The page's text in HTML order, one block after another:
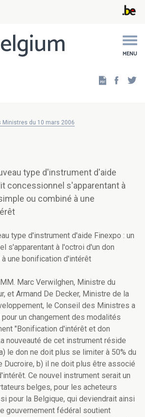
MENU
Ministres du 10 mars 2006
type d'instrument d'aide
concessionnel s'apparentant à
ou combiné à une
type d'instrument d'aide Finexpo : un
s'apparentant à l'octroi d'un don
une bonification d'intérêt
Marc Verwilghen, Ministre du
et Armand De Decker, Ministre de la
le Conseil des Ministres a
un changement des modalités
"Bonification d'intérêt et don
nouveauté de cet instrument réside
le don ne doit plus se limiter à 50% du
Ducroire, b) il ne doit plus être associé
Ce nouvel instrument serait un
belges, pour les acheteurs
pour la Belgique, qui deviendrait ainsi
gouvernement fédéral soutient